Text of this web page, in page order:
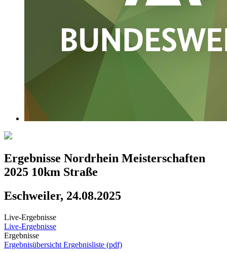
Ergebnisse Nordrhein Meisterschaften
2025 10km Straße
Eschweiler, 24.08.2025
Live-Ergebnisse
Live-Ergebnisse
Ergebnisse
Ergebnisübersicht Ergebnisliste (pdf)